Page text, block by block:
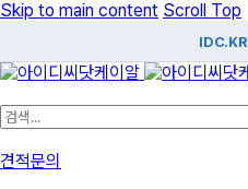
Skip to main content Scroll Top
IDC.KR
견적문의